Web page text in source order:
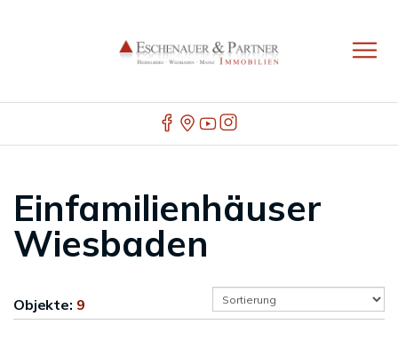
Einfamilienhäuser
Wiesbaden
Objekte: 9